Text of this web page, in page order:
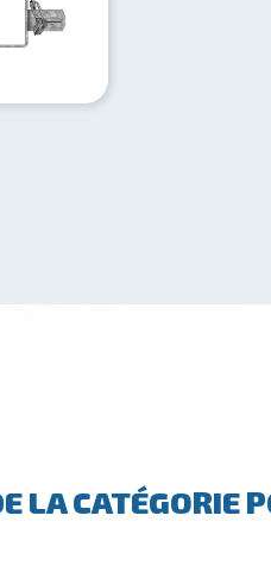
LA CATÉGORIE